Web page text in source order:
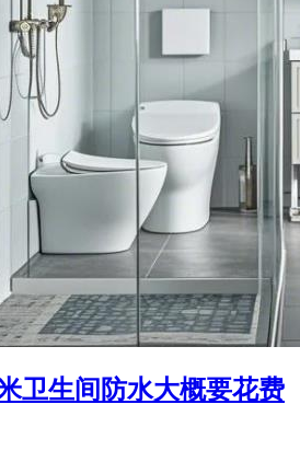
卫生间防水大概要花费